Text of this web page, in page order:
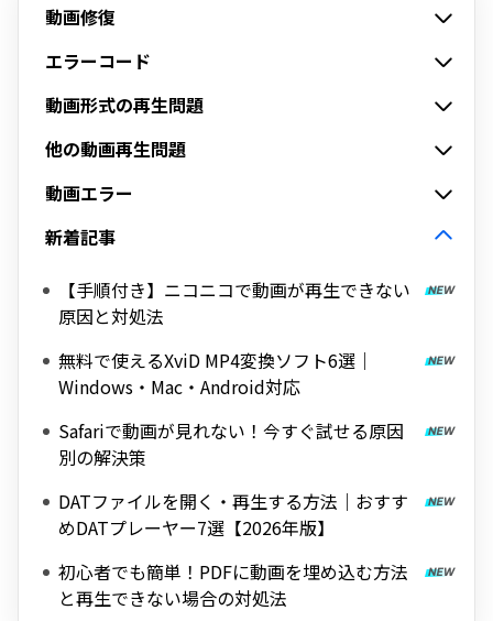
動画修復
エラーコード
動画形式の再生問題
他の動画再生問題
動画エラー
新着記事
【手順付き】ニコニコで動画が再生できない
原因と対処法
無料で使えるXviD MP4変換ソフト6選｜
Windows・Mac・Android対応
Safariで動画が見れない！今すぐ試せる原因
別の解決策
DATファイルを開く・再生する方法｜おすす
めDATプレーヤー7選【2026年版】
初心者でも簡単！PDFに動画を埋め込む方法
と再生できない場合の対処法